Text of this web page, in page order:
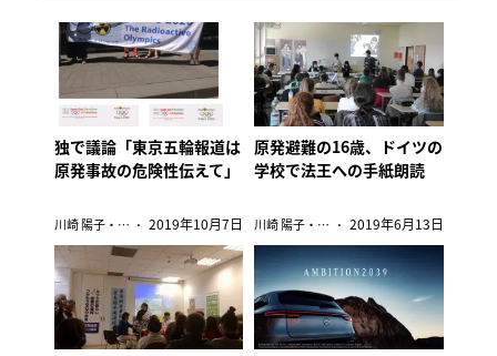
独で議論「東京五輪報道は
原発事故の危険性伝えて」
川崎 陽子・ドイツ 2019年10月7日
原発避難の16歳、ドイツの
学校で法王への手紙朗読
川崎 陽子・ドイツ 2019年6月13日